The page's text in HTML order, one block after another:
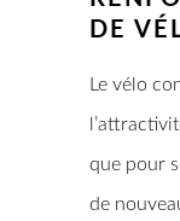
DE
Le vélo
que pour
de